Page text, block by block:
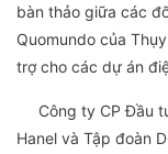
bàn thảo giữa các
Quomundo của
trợ cho các dự án
Công ty CP Đầu
Hanel và Tập đoàn